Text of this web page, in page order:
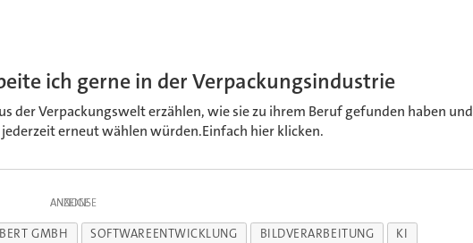
ich gerne in der Verpackungsindustrie
der Verpackungswelt erzählen, wie sie zu ihrem Beruf gefunden haben und
erneut wählen würden.Einfach hier klicken.
ANZEIGE
GMBH SOFTWAREENTWICKLUNG BILDVERARBEITUNG KI